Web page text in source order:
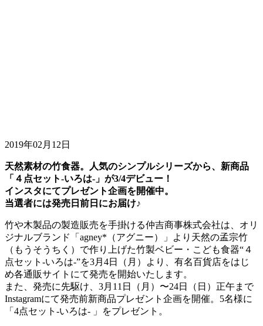
2019年02月12日
天然素材の竹食器。人気のシンプルシリーズから、新商品
「４点セット-いろは-」が3/4デビュー！
インスタにてプレゼント企画を開催中。
当選者には発売日前日にお届け♪
竹や木製品の製造販売を手掛ける仲吉商事株式会社は、オリ
ジナルブランド「agney*（アグニー）」より天然の孟宗竹
（もうそうちく）で作り上げた竹製ベビー・こども食器“４
点セット-いろは-”を3月4日（月）より、有名百貨店をはじ
め各通販サイトにて発売を開始いたします。
また、発売に先駆け、3月11日（月）〜24日（日）正午まで
Instagramにて発売前新商品プレゼント企画を開催。5名様に
「4点セット-いろは- 」をプレゼント。